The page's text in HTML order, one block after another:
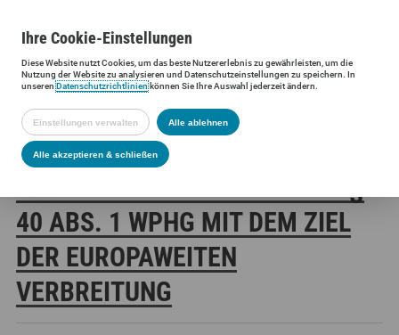
Siltronic AG Investoren Finanzmeldungen
SILTRONIC AG:
0 ABS. 1 WPHG MIT DEM ZIEL D
ER EUROPAWEITEN V
ERBREITUNG
IhreCookie-Einstellungen
DieseWebsitenutzt Cookies, um das beste Nutzererlebnis zu gewährleisten, um die
Nutzung derWebsitezu analysieren und Datenschutzeinstellungen zu speichern. In
unserenDatenschutzrichtlinienkönnen Sie Ihre Auswahl jederzeit ändern.
Einstellungen verwalten Alle ablehnen
Alle akzeptieren & schließen